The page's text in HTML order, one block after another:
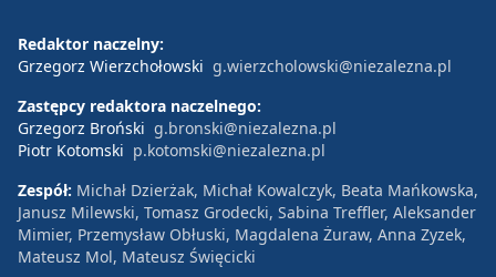
Redaktor naczelny:
Grzegorz Wierzchołowski g.wierzcholowski@niezalezna.pl
Zastępcy redaktora naczelnego:
Grzegorz Broński g.bronski@niezalezna.pl
Piotr Kotomski p.kotomski@niezalezna.pl
Zespół: Michał Dzierżak, Michał Kowalczyk, Beata Mańkowska,
Janusz Milewski, Tomasz Grodecki, Sabina Treffler, Aleksander
Mimier, Przemysław Obłuski, Magdalena Żuraw, Anna Zyzek,
Mateusz Mol, Mateusz Święcicki